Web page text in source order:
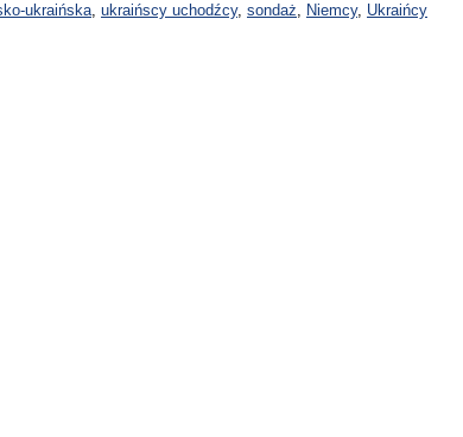
ukraińska, ukraińscy uchodźcy, sondaż, Niemcy, Ukraińcy